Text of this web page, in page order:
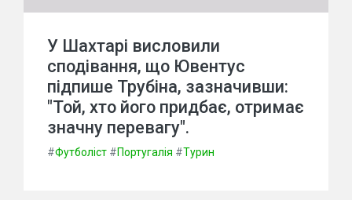
У Шахтарі висловили
сподівання, що Ювентус
підпише Трубіна, зазначивши:
"Той, хто його придбає, отримає
значну перевагу".
#Футболіст #Португалія #Турин